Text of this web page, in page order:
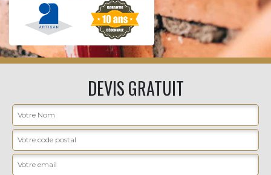
DEVIS GRATUIT